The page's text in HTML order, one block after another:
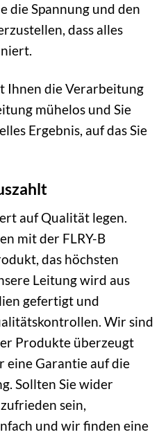
die Spannung und den
dass alles
Ihnen die Verarbeitung
mühelos und Sie
Ergebnis, auf das Sie
auf Qualität legen.
mit der FLRY-B
das höchsten
Leitung wird aus
gefertigt und
Wir sind
Produkte überzeugt
eine Garantie auf die
Sollten Sie wider
sein,
und wir finden eine